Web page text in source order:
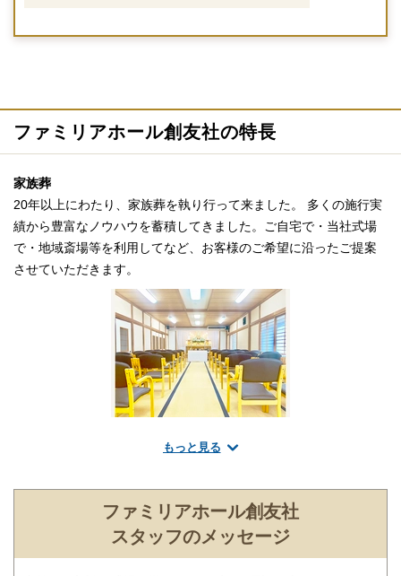
ファミリアホール創友社の特長
もっと見る
家族葬
20年以上にわたり、家族葬を執り行って来ました。 多くの施行実
績から豊富なノウハウを蓄積してきました。ご自宅で・当社式場
で・地域斎場等を利用してなど、お客様のご希望に沿ったご提案
させていただきます。
火葬のみをご希望の方にも、ご安心してご利用していただく為、
わかりやすい料金明細で火葬プランを準備しております。良心的
な価格で、お客様にご安心いただけるプランです。火葬場での僧
ファミリアホール創友社
スタッフのメッセージ